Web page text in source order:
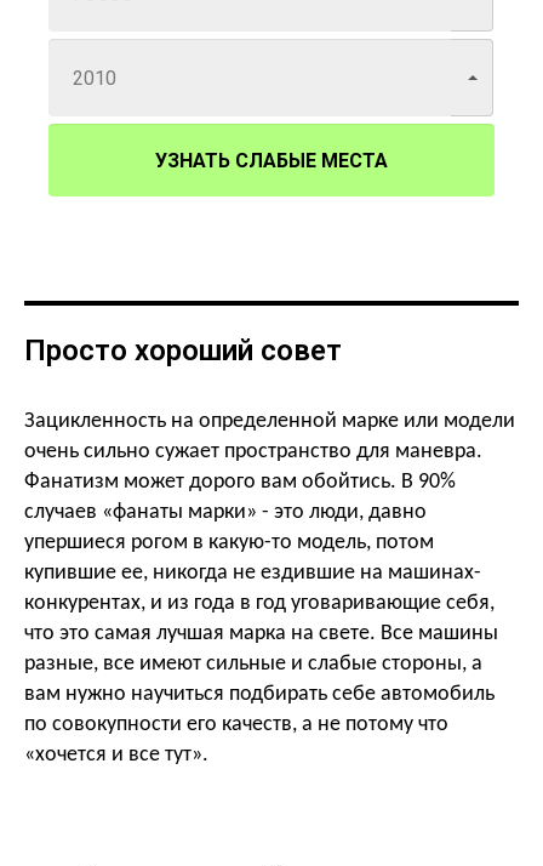
УЗНАТЬ СЛАБЫЕ МЕСТА
Просто хороший совет
Зацикленность на определенной марке или модели
очень сильно сужает пространство для маневра.
Фанатизм может дорого вам обойтись. В 90%
случаев «фанаты марки» - это люди, давно
упершиеся рогом в какую-то модель, потом
купившие ее, никогда не ездившие на машинах-
конкурентах, и из года в год уговаривающие себя,
что это самая лучшая марка на свете. Все машины
разные, все имеют сильные и слабые стороны, а
вам нужно научиться подбирать себе автомобиль
по совокупности его качеств, а не потому что
«хочется и все тут».